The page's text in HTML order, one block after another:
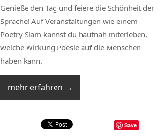
Genieße den Tag und feiere die Schönheit der
Sprache! Auf Veranstaltungen wie einem
Poetry Slam kannst du hautnah miterleben,
welche Wirkung Poesie auf die Menschen
haben kann.
mehr erfahren →
Save